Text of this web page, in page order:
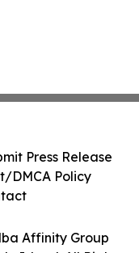
Affinity Group
Press Release
DMCA Policy